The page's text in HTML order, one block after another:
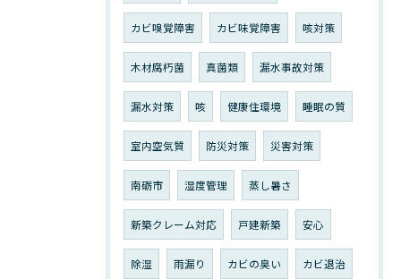
カビ嗅覚障害 カビ味覚障害 咳対策
木材腐朽菌 真菌類 漏水事故対策
漏水対策 咳 健康住環境 睡眠の質
室内空気質 防災対策 災害対策
南砺市 湿度管理 蒸し暑さ
新築クレーム対応 戸建新築 安心
除湿 雨漏り カビの臭い カビ退治